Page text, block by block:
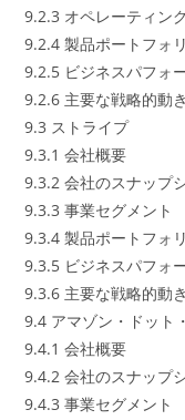
9.2.3 オペレーティン
9.2.4 製品ポートフォ
9.2.5 ビジネスパフォ
9.2.6 主要な戦略的動
9.3 ストライプ
9.3.1 会社概要
9.3.2 会社のスナップ
9.3.3 事業セグメント
9.3.4 製品ポートフォ
9.3.5 ビジネスパフォ
9.3.6 主要な戦略的動
9.4 アマゾン・ドット
9.4.1 会社概要
9.4.2 会社のスナップ
9.4.3 事業セグメント